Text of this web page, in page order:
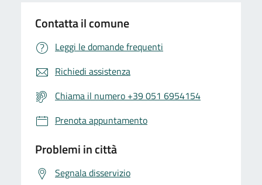
Contatta il comune
Leggi le domande frequenti
Richiedi assistenza
Chiama il numero +39 051 6954154
Prenota appuntamento
Problemi in città
Segnala disservizio